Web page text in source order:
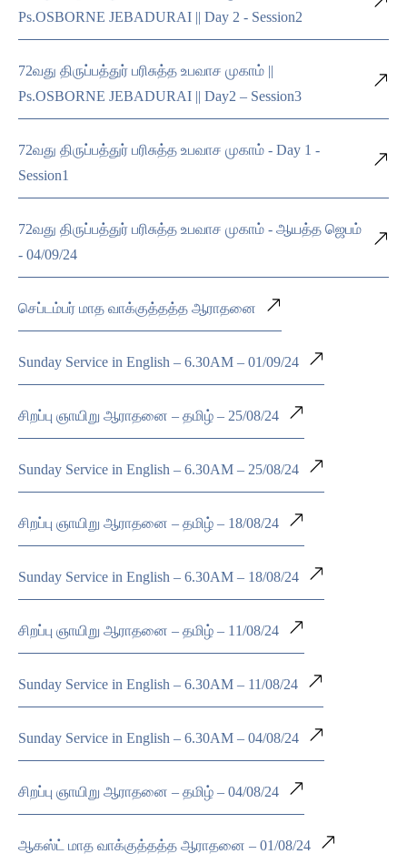
Ps.OSBORNE JEBADURAI || Day 2 - Session2
72வது திருப்பத்துர் பரிசுத்த உபவாச முகாம் ||
Ps.OSBORNE JEBADURAI || Day2 – Session3
72வது திருப்பத்துர் பரிசுத்த உபவாச முகாம் - Day 1 -
Session1
72வது திருப்பத்துர் பரிசுத்த உபவாச முகாம் - ஆயத்த ஜெபம்
- 04/09/24
செப்டம்பர் மாத வாக்குத்தத்த ஆராதனை
Sunday Service in English – 6.30AM – 01/09/24
சிறப்பு ஞாயிறு ஆராதனை – தமிழ் – 25/08/24
Sunday Service in English – 6.30AM – 25/08/24
சிறப்பு ஞாயிறு ஆராதனை – தமிழ் – 18/08/24
Sunday Service in English – 6.30AM – 18/08/24
சிறப்பு ஞாயிறு ஆராதனை – தமிழ் – 11/08/24
Sunday Service in English – 6.30AM – 11/08/24
Sunday Service in English – 6.30AM – 04/08/24
சிறப்பு ஞாயிறு ஆராதனை – தமிழ் – 04/08/24
ஆகஸ்ட் மாத வாக்குத்தத்த ஆராதனை – 01/08/24